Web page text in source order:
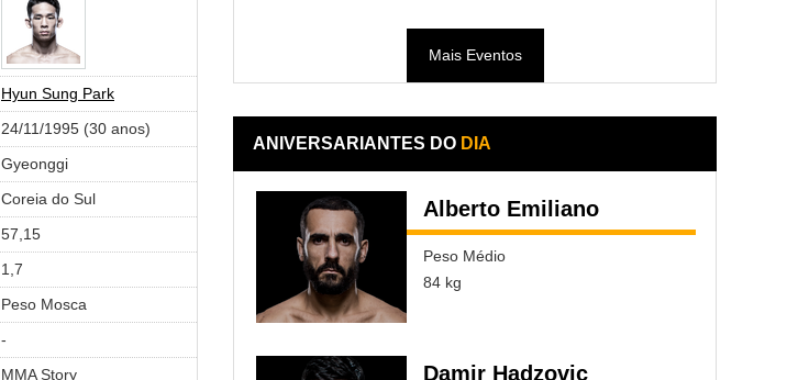
Hyun Sung Park
24/11/1995 (30 anos)
Gyeonggi
Coreia do Sul
57,15
1,7
Peso Mosca
-
MMA Story
Mais Eventos
ANIVERSARIANTES DO DIA
Alberto Emiliano
Peso Médio
84 kg
Damir Hadzovic